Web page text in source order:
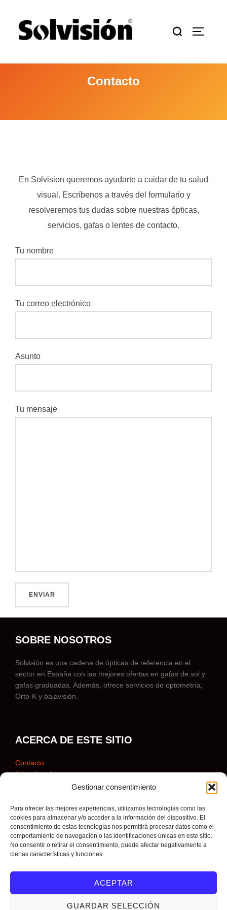
Gestionar consentimiento
Para ofrecer las mejores experiencias, utilizamos tecnologías como las
cookies para almacenar y/o acceder a la información del dispositivo. El
consentimiento de estas tecnologías nos permitirá procesar datos como el
comportamiento de navegación o las identificaciones únicas en este sitio.
No consentir o retirar el consentimiento, puede afectar negativamente a
ciertas características y funciones.
ACEPTAR
GUARDAR SELECCIÓN
contenido
Buscar:
Contacto
En Solvision queremos ayudarte a cuidar de tu salud
visual. Escríbenos a través del formulario y
resolveremos tus dudas sobre nuestras ópticas,
servicios, gafas o lentes de contacto.
Tu nombre
Tu correo electrónico
Asunto
Tu mensaje
SOBRE NOSOTROS
Solvisión es una cadena de ópticas de referencia en el
sector en España con las mejores ofertas en gafas de sol y
gafas graduadas. Además, ofrece servicios de optometría,
Orto-K y bajavisión.
ACERCA DE ESTE SITIO
Contacto
Aviso Legal
Aviso de Privacidad